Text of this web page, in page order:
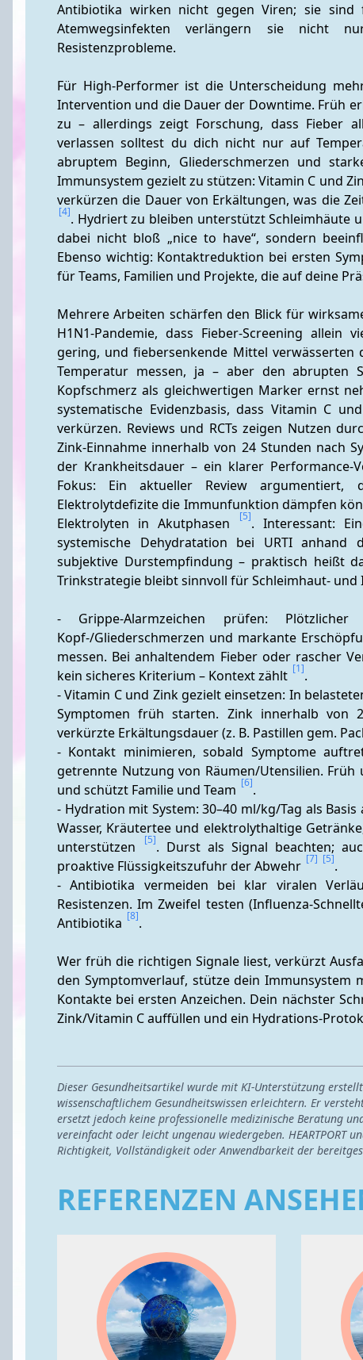
Antibiotika wirken nicht gegen Viren; sie
Atemwegsinfekten verlängern sie nicht
Resistenzprobleme.
Für High-Performer ist die Unterscheidung
Intervention und die Dauer der Downtime. Früh
zu – allerdings zeigt Forschung, dass Fieber
verlassen solltest du dich nicht nur auf
abruptem Beginn, Gliederschmerzen und
Immunsystem gezielt zu stützen: Vitamin C und
verkürzen die Dauer von Erkältungen, was die
[4]. Hydriert zu bleiben unterstützt Schleimhäute
dabei nicht bloß „nice to have“, sondern
Ebenso wichtig: Kontaktreduktion bei ersten
für Teams, Familien und Projekte, die auf deine
Mehrere Arbeiten schärfen den Blick für
H1N1-Pandemie, dass Fieber-Screening allein
gering, und fiebersenkende Mittel verwässerten
Temperatur messen, ja – aber den abrupten
Kopfschmerz als gleichwertigen Marker ernst
systematische Evidenzbasis, dass Vitamin C
verkürzen. Reviews und RCTs zeigen Nutzen
Zink-Einnahme innerhalb von 24 Stunden nach
der Krankheitsdauer – ein klarer Performance-
Fokus: Ein aktueller Review argumentiert,
Elektrolytdefizite die Immunfunktion dämpfen
Elektrolyten in Akutphasen
[5]. Interessant:
systemische Dehydratation bei URTI
subjektive Durstempfindung – praktisch heißt
Trinkstrategie bleibt sinnvoll für Schleimhaut-
- Grippe-Alarmzeichen prüfen:
Kopf-/Gliederschmerzen und markante
messen. Bei anhaltendem Fieber oder rascher
kein sicheres Kriterium – Kontext zählt [1].
- Vitamin C und Zink gezielt einsetzen: In
Symptomen früh starten. Zink innerhalb von
verkürzte Erkältungsdauer (z. B. Pastillen gem.
- Kontakt minimieren, sobald Symptome
getrennte Nutzung von Räumen/Utensilien.
und schützt Familie und Team [6].
- Hydration mit System: 30–40 ml/kg/Tag als
Wasser, Kräutertee und elektrolythaltige
unterstützen
[5]. Durst als Signal beachten;
proaktive Flüssigkeitszufuhr der Abwehr [7] [5].
- Antibiotika vermeiden bei klar viralen
Resistenzen. Im Zweifel testen (Influenza-
Antibiotika [8].
Wer früh die richtigen Signale liest, verkürzt
den Symptomverlauf, stütze dein
Kontakte bei ersten Anzeichen. Dein nächster
Zink/Vitamin C auffüllen und ein Hydrations-
Dieser Gesundheitsartikel wurde mit KI-Unterstützung
wissenschaftlichem Gesundheitswissen erleichtern. Er
ersetzt jedoch keine professionelle medizinische Beratung
vereinfacht oder leicht ungenau wiedergeben. HEARTPORT
Richtigkeit, Vollständigkeit oder Anwendbarkeit der
REFERENZEN